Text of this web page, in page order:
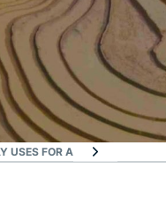
USES FOR A VPN IN VIETNAM